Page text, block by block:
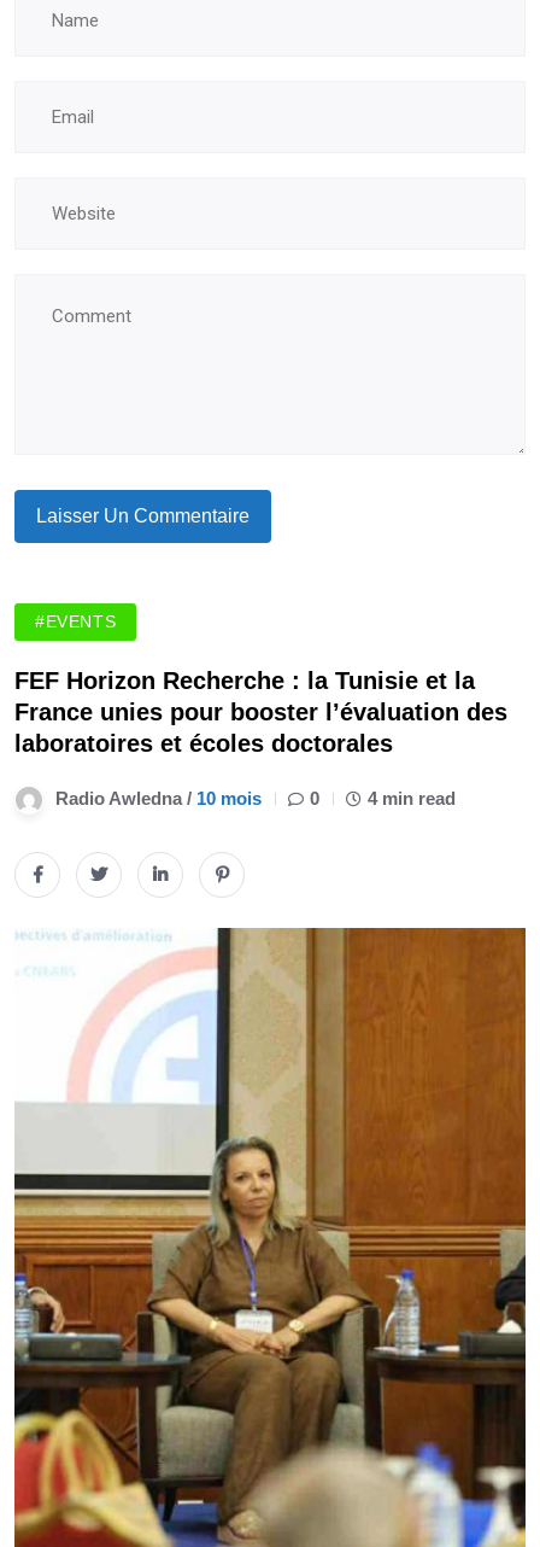
#EVENTS
FEF Horizon Recherche : la Tunisie et la
France unies pour booster l’évaluation des
laboratoires et écoles doctorales
Radio Awledna / 10 mois 0 4 min read